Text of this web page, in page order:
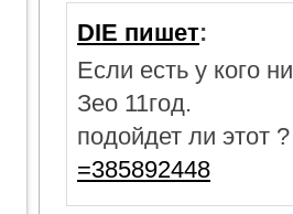
DIE пишет:
Если есть у кого
Зео 11год.
подойдет ли этот
=385892448